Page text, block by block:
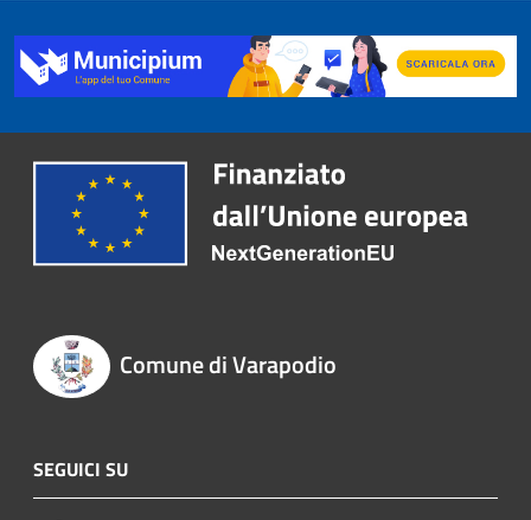
Comune di Varapodio
SEGUICI SU